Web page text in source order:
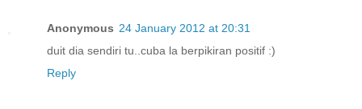
Anonymous 24 January 2012 at 20:31
duit dia sendiri tu..cuba la berpikiran positif :)
Reply